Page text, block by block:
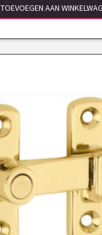
TOEVOEGEN AAN